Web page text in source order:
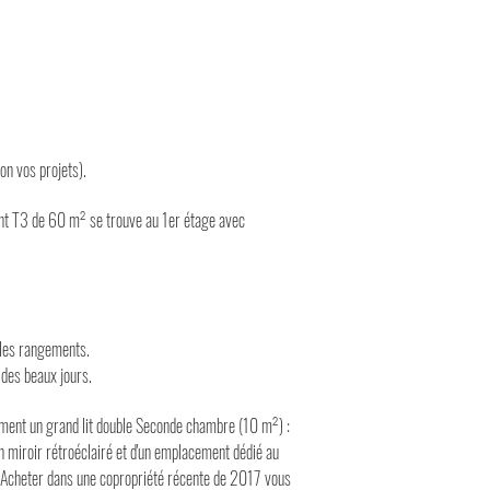
vos projets).
T3 de 60 m² se trouve au 1er étage avec
rangements.
beaux jours.
un grand lit double Seconde chambre (10 m²) :
miroir rétroéclairé et d'un emplacement dédié au
dans une copropriété récente de 2017 vous